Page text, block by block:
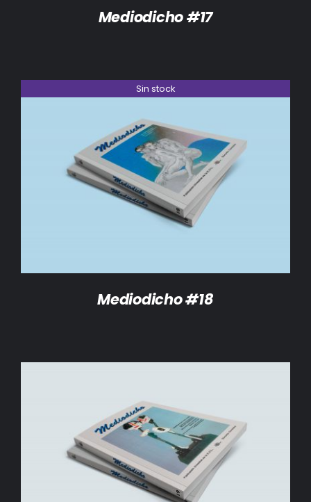
Mediodicho #17
Sin stock
DETALLES
Mediodicho #18
AÑADIR AL CARRITO / DETALLES